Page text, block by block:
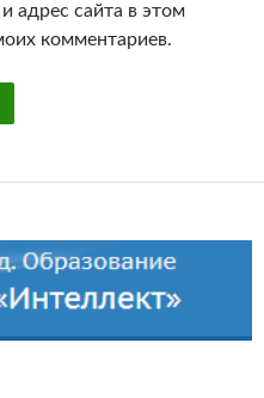
адрес сайта в этом
комментариев.